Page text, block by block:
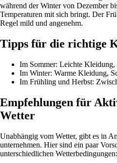
während der Winter von Dezember
Temperaturen mit sich bringt. Der
Regel mild und angenehm.
Tipps für die richtige
Im Sommer: Leichte Kleidung,
Im Winter: Warme Kleidung,
Im Frühling und Herbst:
Empfehlungen für
Wetter
Unabhängig vom Wetter, gibt es in
unternehmen. Hier sind ein paar
unterschiedlichen Wetterbedingungen: